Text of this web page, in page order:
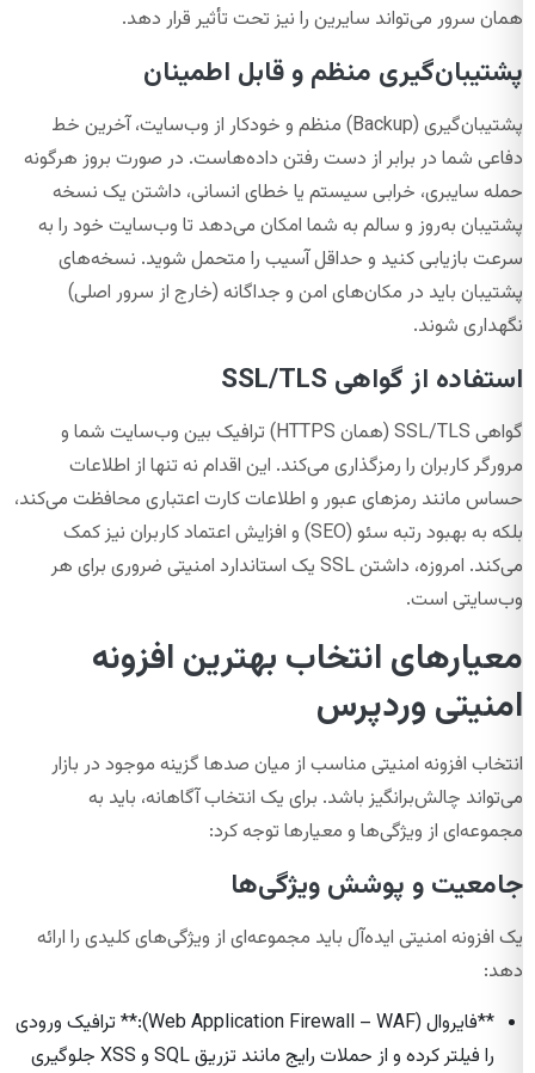
همان سرور می‌تواند سایرین را نیز تحت تأثیر قرار دهد.
پشتیبان‌گیری منظم و قابل اطمینان
پشتیبان‌گیری (Backup) منظم و خودکار از وب‌سایت، آخرین خط
دفاعی شما در برابر از دست رفتن داده‌هاست. در صورت بروز هرگونه
حمله سایبری، خرابی سیستم یا خطای انسانی، داشتن یک نسخه
پشتیبان به‌روز و سالم به شما امکان می‌دهد تا وب‌سایت خود را به
سرعت بازیابی کنید و حداقل آسیب را متحمل شوید. نسخه‌های
پشتیبان باید در مکان‌های امن و جداگانه (خارج از سرور اصلی)
نگهداری شوند.
استفاده از گواهی SSL/TLS
گواهی SSL/TLS (همان HTTPS) ترافیک بین وب‌سایت شما و
مرورگر کاربران را رمزگذاری می‌کند. این اقدام نه تنها از اطلاعات
حساس مانند رمزهای عبور و اطلاعات کارت اعتباری محافظت می‌کند،
بلکه به بهبود رتبه سئو (SEO) و افزایش اعتماد کاربران نیز کمک
می‌کند. امروزه، داشتن SSL یک استاندارد امنیتی ضروری برای هر
وب‌سایتی است.
معیارهای انتخاب بهترین افزونه
امنیتی وردپرس
انتخاب افزونه امنیتی مناسب از میان صدها گزینه موجود در بازار
می‌تواند چالش‌برانگیز باشد. برای یک انتخاب آگاهانه، باید به
مجموعه‌ای از ویژگی‌ها و معیارها توجه کرد:
جامعیت و پوشش ویژگی‌ها
یک افزونه امنیتی ایده‌آل باید مجموعه‌ای از ویژگی‌های کلیدی را ارائه
دهد:
**فایروال (Web Application Firewall – WAF):** ترافیک ورودی
را فیلتر کرده و از حملات رایج مانند تزریق SQL و XSS جلوگیری